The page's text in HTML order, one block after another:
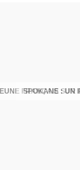
SPOKANE : UN